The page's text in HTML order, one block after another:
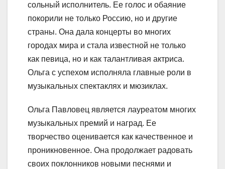
сольный исполнитель. Ее голос и обаяние
покорили не только Россию, но и другие
страны. Она дала концерты во многих
городах мира и стала известной не только
как певица, но и как талантливая актриса.
Ольга с успехом исполняла главные роли в
музыкальных спектаклях и мюзиклах.
Ольга Павловец является лауреатом многих
музыкальных премий и наград. Ее
творчество оценивается как качественное и
проникновенное. Она продолжает радовать
своих поклонников новыми песнями и